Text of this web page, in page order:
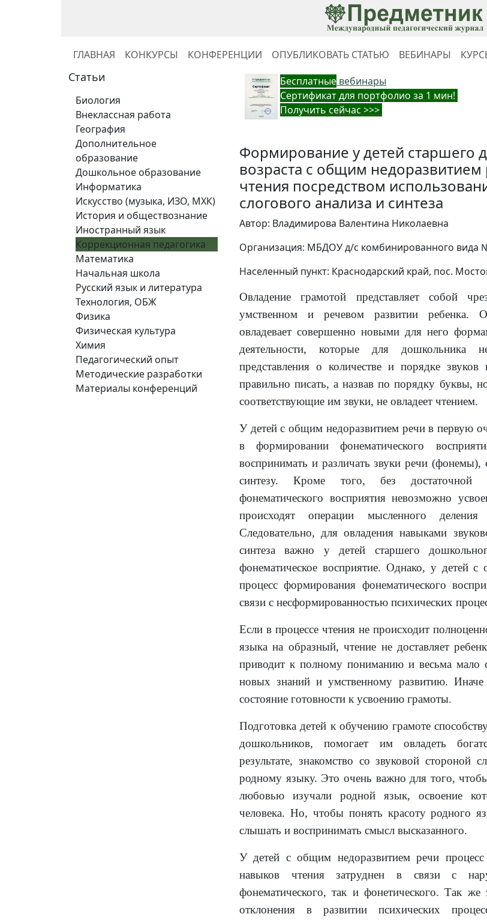
ГЛАВНАЯ КОНКУРСЫ КОНФЕРЕНЦИИ ОПУБЛИКОВАТЬ СТАТЬЮ ВЕБИНАРЫ
Статьи
Биология
Внеклассная работа
География
Дополнительное
образование
Дошкольное образование
Информатика
Искусство (музыка, ИЗО, МХК)
История и обществознание
Иностранный язык
Коррекционная педагогика
Математика
Начальная школа
Русский язык и литература
Технология, ОБЖ
Физика
Физическая культура
Химия
Педагогический опыт
Методические разработки
Материалы конференций
Бесплатные вебинары
Cертификат для портфолио за 1 мин!
Получить сейчас >>>
Формирование у детей старшего
возраста с общим
чтения посредством
слогового анализа и синтеза
Автор: Владимирова Валентина Николаевна
Организация: МБДОУ д/с комбинированного вида
Населенный пункт: Краснодарский край, пос.
Овладение грамотой представляет собой
умственном и речевом развитии ребенка.
овладевает совершенно новыми для него
деятельности, которые для дошкольника
представления о количестве и порядке
правильно писать, а назвав по порядку буквы,
соответствующие им звуки, не овладеет чтением.
У детей с общим недоразвитием речи в первую
в формировании фонематического
воспринимать и различать звуки речи (фонемы),
синтезу. Кроме того, без достаточной
фонематического восприятия невозможно
происходят операции мысленного
Следовательно, для овладения навыками
синтеза важно у детей старшего
фонематическое восприятие. Однако, у детей
процесс формирования фонематического
связи с несформированностью психических
Если в процессе чтения не происходит
языка на образный, чтение не доставляет
приводит к полному пониманию и весьма мало
новых знаний и умственному развитию. Иначе
состояние готовности к усвоению грамоты.
Подготовка детей к обучению грамоте
дошкольников, помогает им овладеть
результате, знакомство со звуковой стороной
родному языку. Это очень важно для того,
любовью изучали родной язык, освоение
человека. Но, чтобы понять красоту родного
слышать и воспринимать смысл высказанного.
У детей с общим недоразвитием речи
навыков чтения затруднен в связи с
фонематического, так и фонетического. Так
отклонения в развитии психических